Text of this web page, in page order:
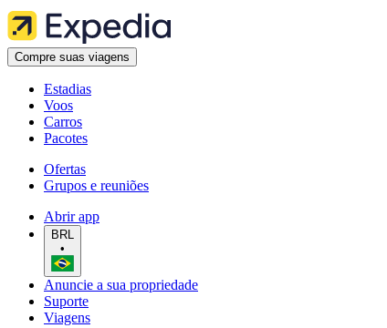
Compre suas viagens
Estadias
Voos
Carros
Pacotes
Ofertas
Grupos e reuniões
Abrir app
BRL
•
Anuncie a sua propriedade
Suporte
Viagens